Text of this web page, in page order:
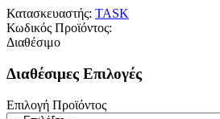
Κατασκευαστής: TASK
Κωδικός Προϊόντος:
Διαθέσιμο
Διαθέσιμες Επιλογές
Επιλογή Προϊόντος